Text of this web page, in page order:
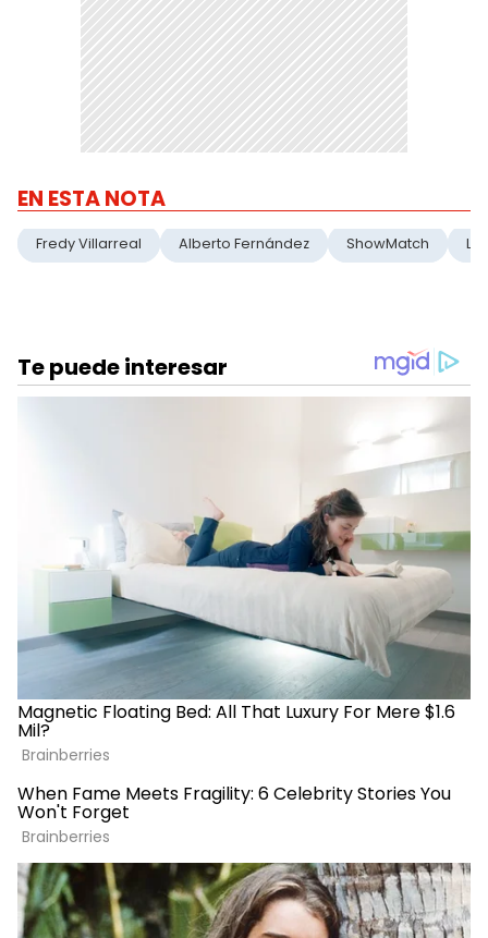
EN ESTA NOTA
Fredy Villarreal Alberto Fernández ShowMatch La